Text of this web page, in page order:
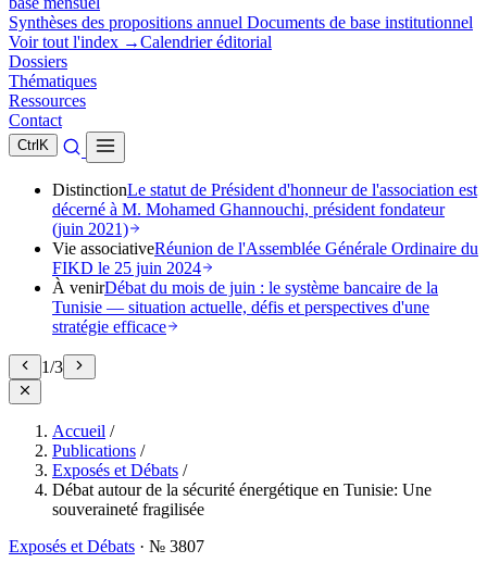
Synthèses des propositions annuel Documents de base institutionnel
Voir tout l'index →Calendrier éditorial
Dossiers
Thématiques
Ressources
Contact
Ctrl K
DistinctionLe statut de Président d'honneur de l'association est
décerné à M. Mohamed Ghannouchi, président fondateur
(juin 2021)
Vie associativeRéunion de l'Assemblée Générale Ordinaire du
FIKD le 25 juin 2024
À venirDébat du mois de juin : le système bancaire de la
Tunisie — situation actuelle, défis et perspectives d'une
stratégie efficace
1/3
Accueil /
Publications /
Exposés et Débats /
Débat autour de la sécurité énergétique en Tunisie: Une
souveraineté fragilisée
Exposés et Débats · № 3807